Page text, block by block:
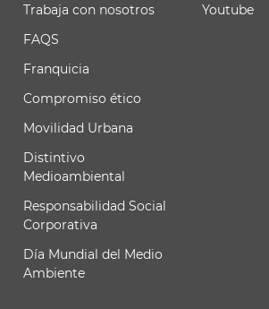
Trabaja con nosotros
FAQS
Franquicia
Compromiso ético
Movilidad Urbana
Distintivo
Medioambiental
Responsabilidad Social
Corporativa
Día Mundial del Medio
Ambiente
Youtube